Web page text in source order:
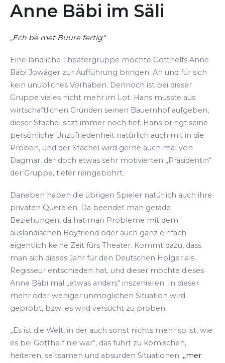
Anne Bäbi im Säli
„Ech be met Buure fertig“
Eine ländliche Theatergruppe möchte Gotthelfs Anne
Bäbi Jowäger zur Aufführung bringen. An und für sich
kein unübliches Vorhaben. Dennoch ist bei dieser
Gruppe vieles nicht mehr im Lot. Hans musste aus
wirtschaftlichen Gründen seinen Bauernhof aufgeben,
dieser Stachel sitzt immer noch tief. Hans bringt seine
persönliche Unzufriedenheit natürlich auch mit in die
Proben, und der Stachel wird gerne auch mal von
Dagmar, der doch etwas sehr motivierten „Präsidentin“
der Gruppe, tiefer reingebohrt.
Daneben haben die übrigen Spieler natürlich auch ihre
privaten Querelen. Da beendet man gerade
Beziehungen, da hat man Probleme mit dem
ausländischen Boyfriend oder auch ganz einfach
eigentlich keine Zeit fürs Theater. Kommt dazu, dass
man sich dieses Jahr für den Deutschen Holger als
Regisseur entschieden hat, und dieser möchte dieses
Anne Bäbi mal „etwas anders“ inszenieren. In dieser
mehr oder weniger unmöglichen Situation wird
geprobt, bzw. es wird versucht zu proben.
„Es ist die Welt, in der auch sonst nichts mehr so ist, wie
es bei Gotthelf nie war“, das führt zu komischen,
heiteren, seltsamen und absurden Situationen. „mer